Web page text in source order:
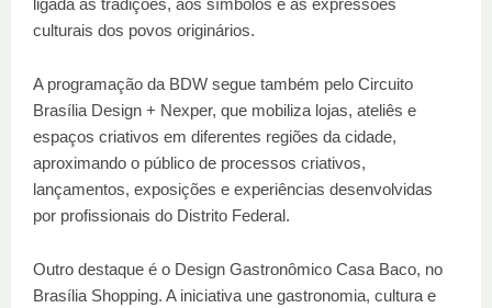
ligada às tradições, aos símbolos e às expressões
culturais dos povos originários.
A programação da BDW segue também pelo Circuito
Brasília Design + Nexper, que mobiliza lojas, ateliês e
espaços criativos em diferentes regiões da cidade,
aproximando o público de processos criativos,
lançamentos, exposições e experiências desenvolvidas
por profissionais do Distrito Federal.
Outro destaque é o Design Gastronômico Casa Baco, no
Brasília Shopping. A iniciativa une gastronomia, cultura e